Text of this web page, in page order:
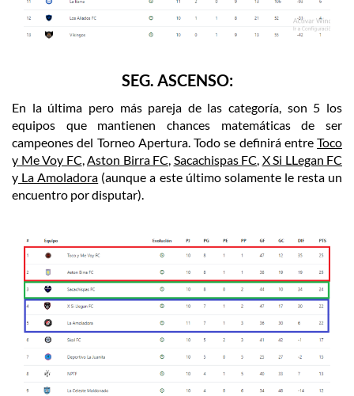
SEG. ASCENSO:
En la última pero más pareja de las categoría, son 5 los
equipos que mantienen chances matemáticas de ser
campeones del Torneo Apertura. Todo se definirá entre Toco
y Me Voy FC,Aston Birra FC, Sacachispas FC, X Si LLegan FC
y La Amoladora (aunque a este último solamente le resta un
encuentro por disputar).